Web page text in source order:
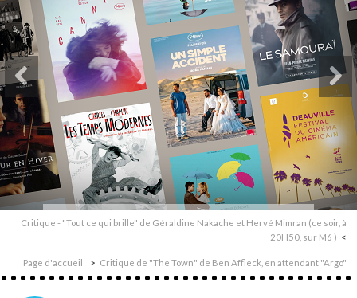
Critique - "Tout ce qui brille" de Géraldine Nakache et Hervé Mimran (ce soir, à
20H50, sur M6 )
Page d'accueil Critique de "The Town" de Ben Affleck, en attendant "Argo"